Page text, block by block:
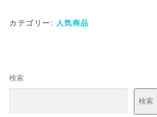
カテゴリー: 人気商品
検索
検索